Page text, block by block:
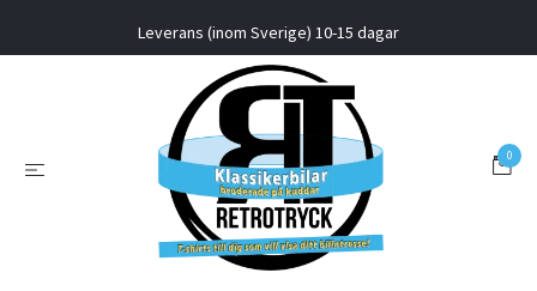
Leverans (inom Sverige) 10-15 dagar
0